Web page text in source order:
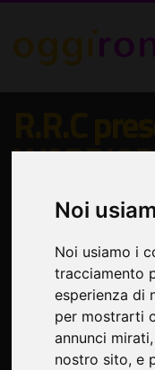
Noi
Noi usiamo i
tracciamento
esperienza di
per mostrarti
annunci
nostro sito, e
**ROMA
Per la prima volta a